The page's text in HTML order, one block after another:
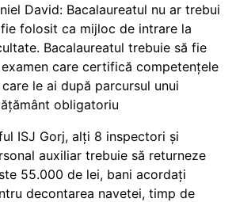
David: Bacalaureatul nu ar trebui
folosit ca mijloc de intrare la
Bacalaureatul trebuie să fie
examen care certifică competențele
le ai după parcursul unui
obligatoriu
ISJ Gorj, alți 8 inspectori și
auxiliar trebuie să returneze
55.000 de lei, bani acordați
decontarea navetei, timp de